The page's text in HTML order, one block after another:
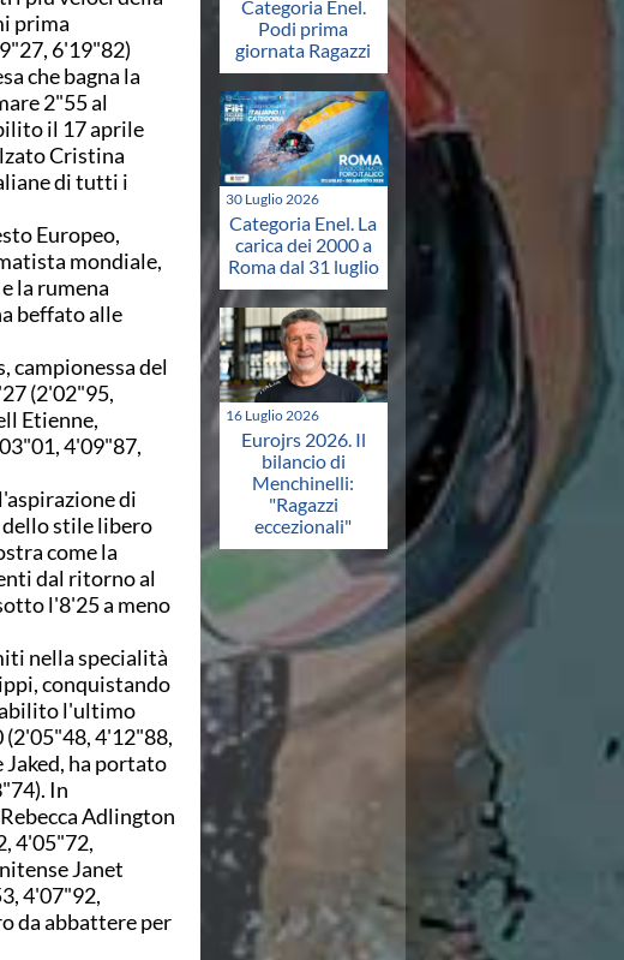
prima
6'19"82)
che bagna la
2"55 al
il 17 aprile
Cristina
di tutti i
Europeo,
mondiale,
la rumena
beffato alle
campionessa del
(2'02"95,
Etienne,
4'09"87,
di
stile libero
come la
dal ritorno al
l'8'25 a meno
nella specialità
conquistando
l'ultimo
4'12"88,
ha portato
In
Adlington
4'05"72,
Janet
4'07"92,
da abbattere per
Categoria Enel.
Podi prima
giornata Ragazzi
30 Luglio 2026
Categoria Enel. La
carica dei 2000 a
Roma dal 31 luglio
16 Luglio 2026
Eurojrs 2026. Il
bilancio di
Menchinelli:
"Ragazzi
eccezionali"